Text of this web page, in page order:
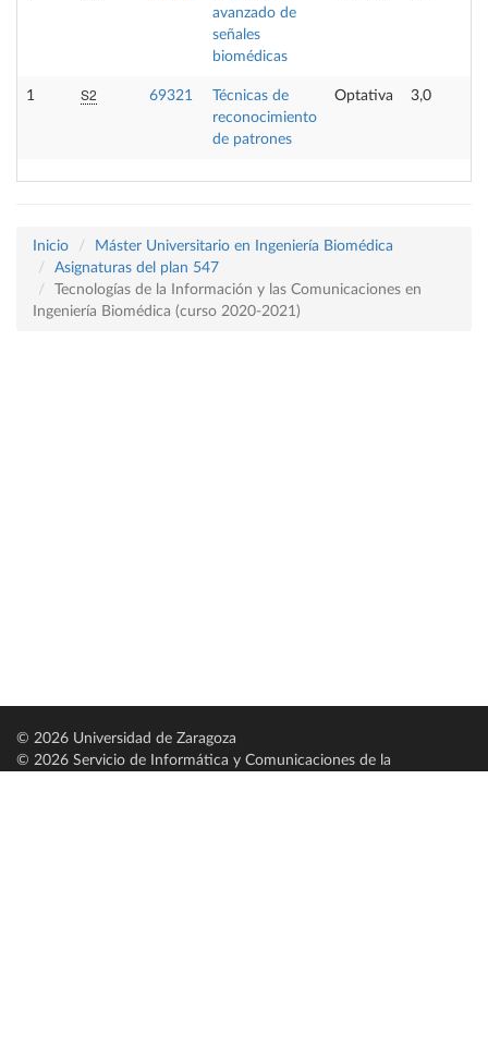
avanzado de
señales
biomédicas
1 S2 69321
Técnicas de
reconocimiento
de patrones
Optativa 3,0
Inicio
Máster Universitario en Ingeniería Biomédica
Asignaturas del plan 547
Tecnologías de la Información y las Comunicaciones en
Ingeniería Biomédica (curso 2020-2021)
© 2026 Universidad de Zaragoza
© 2026 Servicio de Informática y Comunicaciones de la